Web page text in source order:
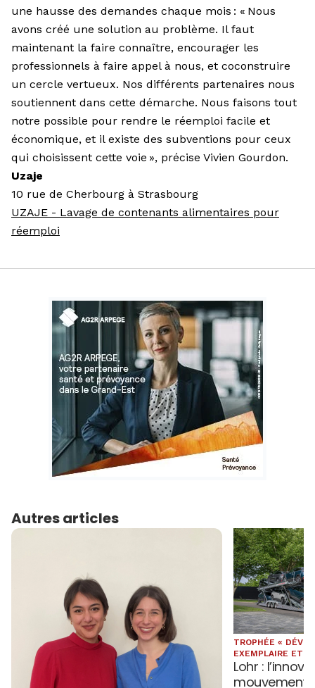
une hausse des demandes chaque mois : « Nous
avons créé une solution au problème. Il faut
maintenant la faire connaître, encourager les
professionnels à faire appel à nous, et coconstruire
un cercle vertueux. Nos différents partenaires nous
soutiennent dans cette démarche. Nous faisons tout
notre possible pour rendre le réemploi facile et
économique, et il existe des subventions pour ceux
qui choisissent cette voie », précise Vivien Gourdon.
Uzaje
10 rue de Cherbourg à Strasbourg
UZAJE - Lavage de contenants alimentaires pour
réemploi
Autres articles
TROPHÉE «
EXEMPLAIRE ET
Lohr :
mouvement